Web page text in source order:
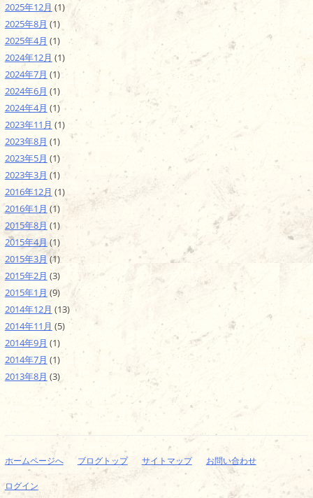
2025年12月 (1)
2025年8月 (1)
2025年4月 (1)
2024年12月 (1)
2024年7月 (1)
2024年6月 (1)
2024年4月 (1)
2023年11月 (1)
2023年8月 (1)
2023年5月 (1)
2023年3月 (1)
2016年12月 (1)
2016年1月 (1)
2015年8月 (1)
2015年4月 (1)
2015年3月(1)
2015年2月 (3)
2015年1月 (9)
2014年12月 (13)
2014年11月 (5)
2014年9月 (1)
2014年7月 (1)
2013年8月 (3)
ホームページへ ブログトップ サイトマップ お問い合わせ
ログイン